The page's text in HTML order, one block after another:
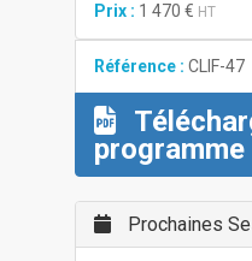
Prix : 1 470 € HT
Référence : CLIF-47
programme
Prochaines